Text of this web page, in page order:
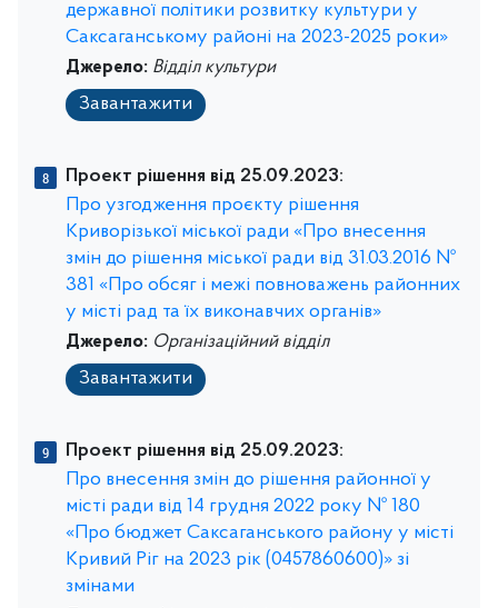
державної політики розвитку культури у
Саксаганському районі на 2023-2025 роки»
Джерело: Відділ культури
Завантажити
Проект рішення від 25.09.2023:
Про узгодження проєкту рішення
Криворізької міської ради «Про внесення
змін до рішення міської ради від 31.03.2016 №
381 «Про обсяг і межі повноважень районних
у місті рад та їх виконавчих органів»
Джерело: Організаційний відділ
Завантажити
Проект рішення від 25.09.2023:
Про внесення змін до рішення районної у
місті ради від 14 грудня 2022 року № 180
«Про бюджет Саксаганського району у місті
Кривий Ріг на 2023 рік (0457860600)» зі
змінами